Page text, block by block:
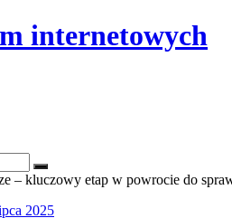
internetowych
2025